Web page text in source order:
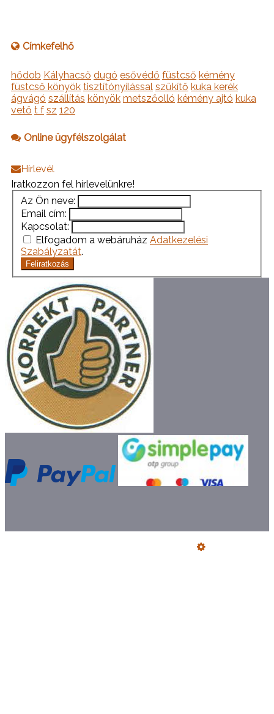
Címkefelhő
hődob Kályhacső dugó esővédő füstcső kémény
füstcső könyök tisztítónyílással szűkítő kuka kerék
ágvágó szállítás könyök metszőolló kémény ajtó kuka
vető t f sz 120
Online ügyfélszolgálat
Hírlevél
Iratkozzon fel hírlevelünkre!
Az Ön neve:
Email cím:
Kapcsolat:
Elfogadom a webáruház Adatkezelési
Szabályzatát.
Feliratkozás